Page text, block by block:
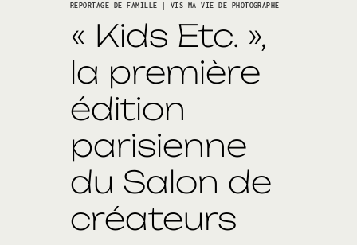
h
D
M
a
r
i
a
g
e
S
a
s
o
REPORTAGE DE FAMILLE VIS MA VIE DE PHOTOGRAPHE
« Kids Etc. »,
la première
édition
parisienne
du Salon de
créateurs